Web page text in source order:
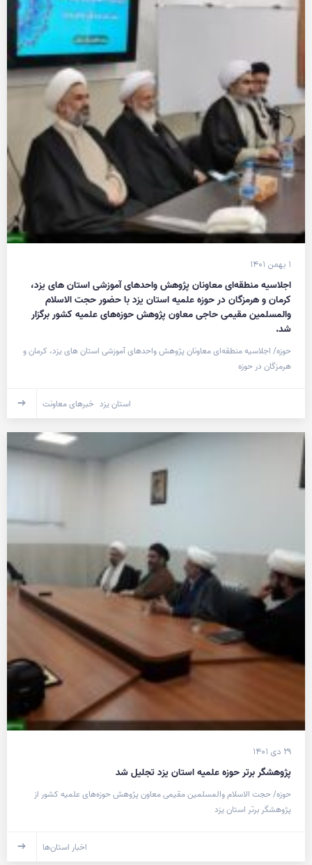
۱ بهمن ۱۴۰۱
اجلاسیه منطقه‌ای معاونان پژوهش واحدهای آموزشی استان های یزد،
کرمان و هرمزگان در حوزه علمیه استان یزد با حضور حجت الاسلام
والمسلمین مقیمی حاجی معاون پژوهش حوزه‌های علمیه کشور برگزار
شد.
حوزه/ اجلاسیه منطقه‌ای معاونان پژوهش واحدهای آموزشی استان های یزد، کرمان و
هرمزگان در حوزه
استان یزد خبرهای معاونت
۲۹ دی ۱۴۰۱
پژوهشگر برتر حوزه علمیه استان یزد تجلیل شد
حوزه/ حجت الاسلام والمسلمین مقیمی معاون پژوهش حوزه‌های علمیه کشور از
پژوهشگر برتر استان یزد
اخبار استان‌ها